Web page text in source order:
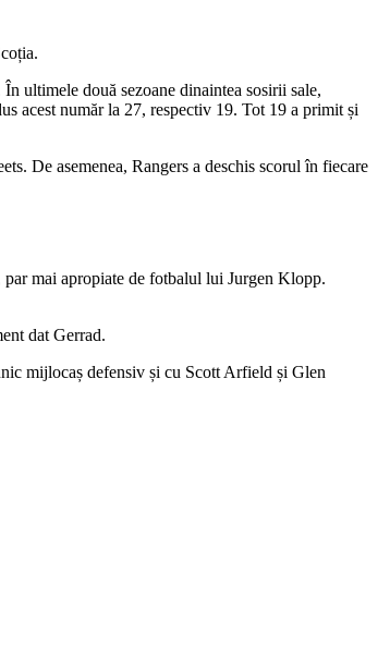
ultimele două sezoane dinaintea sosirii sale,
acest număr la 27, respectiv 19. Tot 19 a primit și
De asemenea, Rangers a deschis scorul în fiecare
mai apropiate de fotbalul lui Jurgen Klopp.
dat Gerrad.
mijlocaș defensiv și cu Scott Arfield și Glen